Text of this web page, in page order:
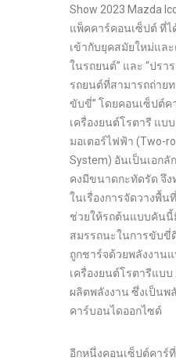
Show 2023 Mazda
แพ็คคาร์คอนเซ็ปต์ ที่ไ
เข้ากับยุคสมัยใหม่แล
ในรถยนต์” และ “ปรา
รถยนต์ที่สามารถถ่าย
ขับขี่” โดยคอนเซ็ปต์
เครื่องยนต์โรตารี แบ
มอเตอร์ไฟฟ้า (Two-
System) อันเป็นเอก
คงมีขนาดกะทัดรัด จึ
ในเรื่องการจัดวางพื้น
ช่วยให้รถต้นแบบคันนี้
สมรรถนะในการขับขี่
ถูกชาร์จด้วยพลังงาน
เครื่องยนต์โรตารีแบบ
ผลิตพลังงาน ซึ่งเป็นพ
คาร์บอนไดออกไซด์
อีกหนึ่งคอนเซ็ปต์คาร์